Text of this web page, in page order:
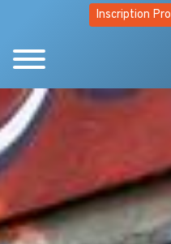
Inscription Pro